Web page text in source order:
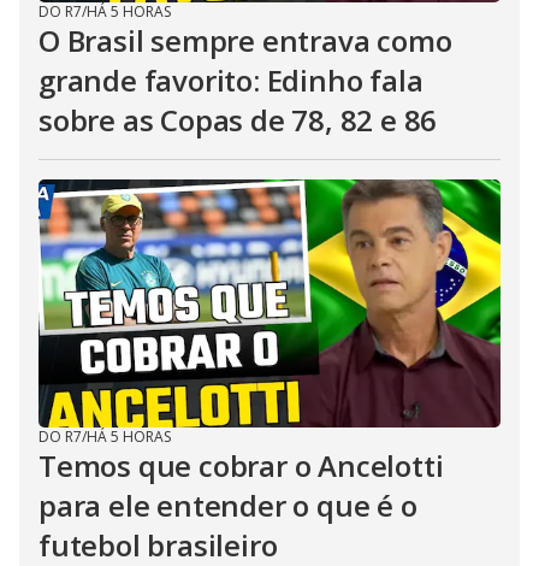
DO R7/HÁ 5 HORAS
O Brasil sempre entrava como
grande favorito: Edinho fala
sobre as Copas de 78, 82 e 86
DO R7/HÁ 5 HORAS
Temos que cobrar o Ancelotti
para ele entender o que é o
futebol brasileiro